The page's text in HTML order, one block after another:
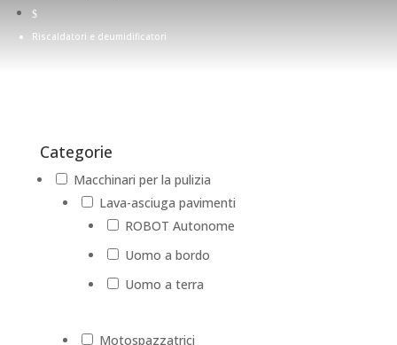
$
Riscaldatori e deumidificatori
Categorie
Macchinari per la pulizia
Lava-asciuga pavimenti
ROBOT Autonome
Uomo a bordo
Uomo a terra
Motospazzatrici